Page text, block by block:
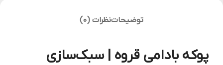
توضیحاتنظرات (0)
پوکه بادامی قروه | سبک‌سازی